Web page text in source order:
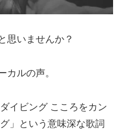
思いませんか？
カルの声。
イビング こころをカン
」という意味深な歌詞